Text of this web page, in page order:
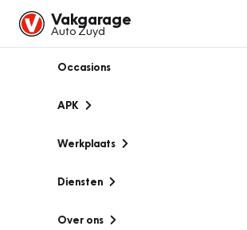
Vakgarage
Auto Zuyd
Occasions
APK
Werkplaats
Diensten
Over ons